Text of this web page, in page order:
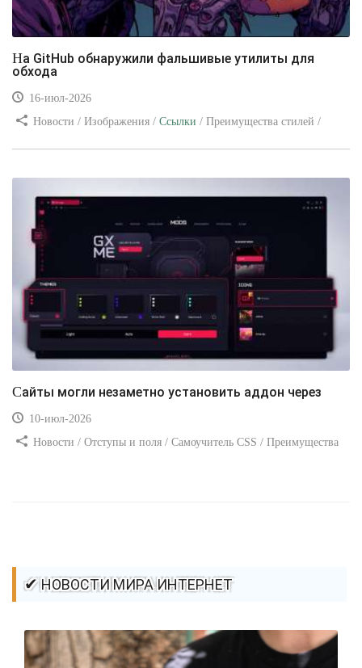
На GitHub обнаружили фальшивые утилиты для
обхода
16-июл-2026
Новости / Изображения / Ссылки / Преимущества стилей /
Сайты могли незаметно установить аддон через
10-июл-2026
Новости / Отступы и поля / Самоучитель CSS / Преимущества
✔ НОВОСТИ МИРА ИНТЕРНЕТ